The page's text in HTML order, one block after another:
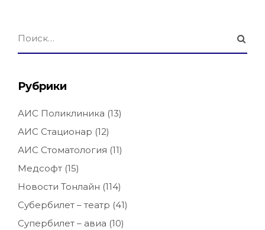
Рубрики
АИС Поликлиника (13)
АИС Стационар (12)
АИС Стоматология (11)
Медсофт (15)
Новости Тонлайн (114)
Субербилет – театр (41)
Супербилет – авиа (10)